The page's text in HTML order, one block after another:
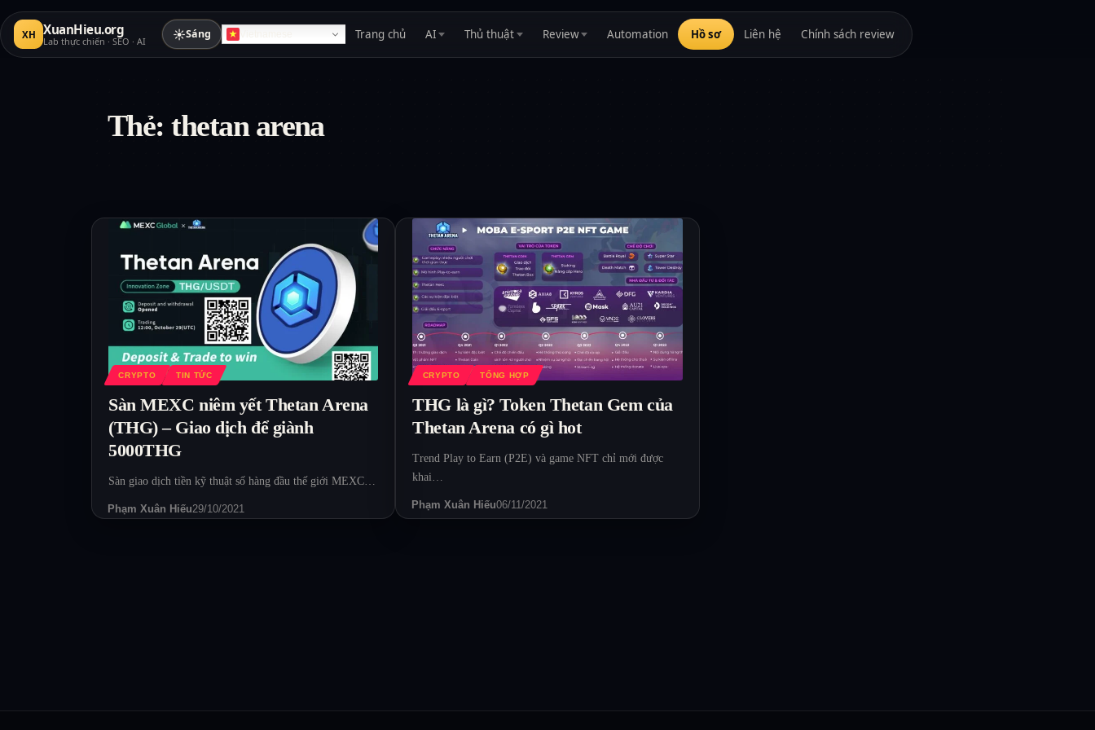
XH XuanHieu.org
Lab thực chiến · SEO · AI ☀Sáng Trang chủ AI Thủ thuật Review Automation Hồ sơ Liên hệ Chính sách review
Thẻ:thetan arena
CRYPTO TIN TỨC
Sàn MEXC niêm yết Thetan Arena
(THG) – Giao dịch để giành
5000THG
Sàn giao dịch tiền kỹ thuật số hàng đầu thế giới MEXC…
Phạm Xuân Hiếu29/10/2021
CRYPTO TỔNG HỢP
THG là gì? Token Thetan Gem của
Thetan Arena có gì hot
Trend Play to Earn (P2E) và game NFT chỉ mới được
khai…
Phạm Xuân Hiếu06/11/2021